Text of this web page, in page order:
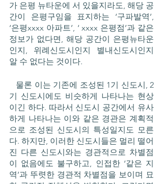
가 은평 뉴타운에 서 있을지라도, 해당 공
간이 은평구임을 표지하는 ‘구파발역’,
‘은평xxxx 아파트’, ‘ xxxx 은평점’과 같은
정보가 없다면, 해당 공간이 은평뉴타운
인지, 위례신도시인지 별내신도시인지
알 수 없다는 것이다.
기 신도시에도 비슷하게 나타나는 현상
이긴 하다. 따라서 신도시 공간에서 유사
하게 나타나는 이와 같은 경관은 계획적
으로 조성된 신도시의 특성일지도 모른
다. 하지만, 이러한 신도시들은 멀리 떨어
진 다른 신도시와는 경관적으로 차별점
이 없음에도 불구하고, 인접한 ‘같은 지
역’과 뚜렷한 경관적 차별점을 보이며 묘